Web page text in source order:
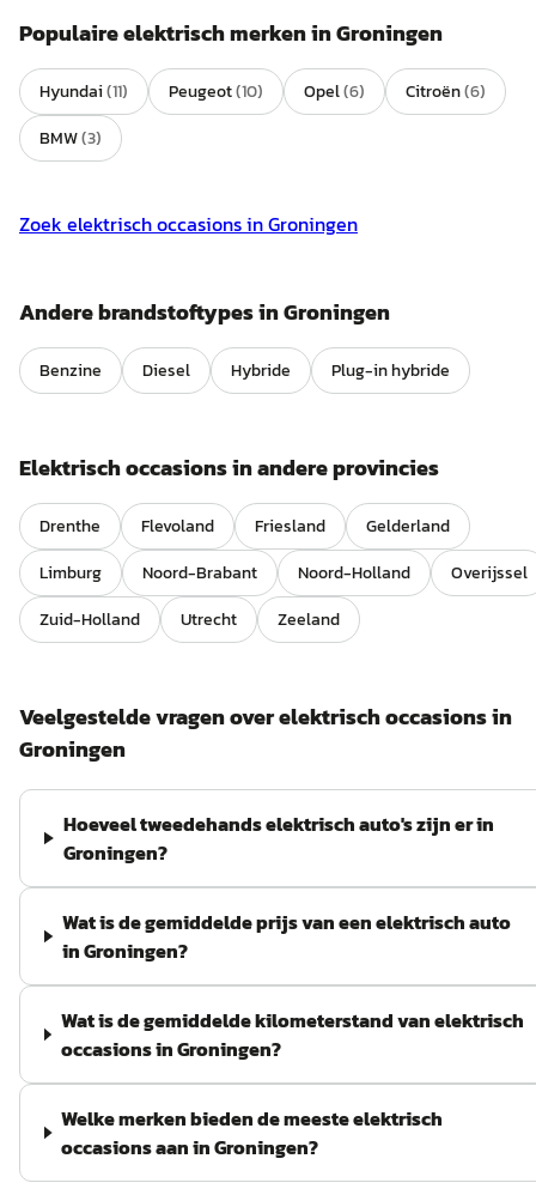
Populaireelektrischmerken inGroningen
Hyundai(11) Peugeot(10) Opel(6) Citroën(6)
BMW(3)
Zoek elektrischoccasions inGroningen
Andere brandstoftypes inGroningen
Benzine Diesel Hybride Plug-in hybride
Elektrischoccasions in andere provincies
Drenthe Flevoland Friesland
Gelderland
Limburg
Noord-Brabant Noord-Holland
Overijssel
Zuid-Holland
Utrecht Zeeland
Veelgestelde vragen overelektrischoccasions in
Groningen
Hoeveel tweedehands elektrisch auto's zijn er in
Groningen?
Wat is de gemiddelde prijs van een elektrisch auto
in Groningen?
Wat is de gemiddelde kilometerstand van elektrisch
occasions in Groningen?
Welke merken bieden de meeste elektrisch
occasions aan in Groningen?